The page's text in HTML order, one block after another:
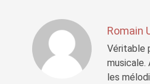
Romain
Véritable
musicale.
les